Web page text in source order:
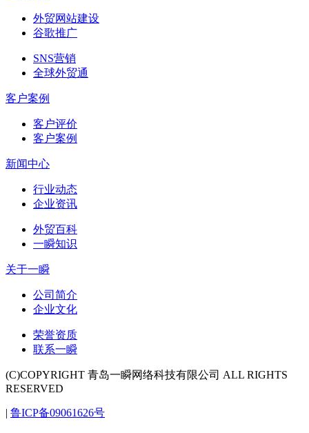
外贸网站建设
谷歌推广
SNS营销
全球外贸通
客户案例
客户评价
客户案例
新闻中心
行业动态
企业资讯
外贸百科
一瞬知识
关于一瞬
公司简介
企业文化
荣誉资质
联系一瞬
(C)COPYRIGHT 青岛一瞬网络科技有限公司 ALL RIGHTS
RESERVED
| 鲁ICP备09061626号